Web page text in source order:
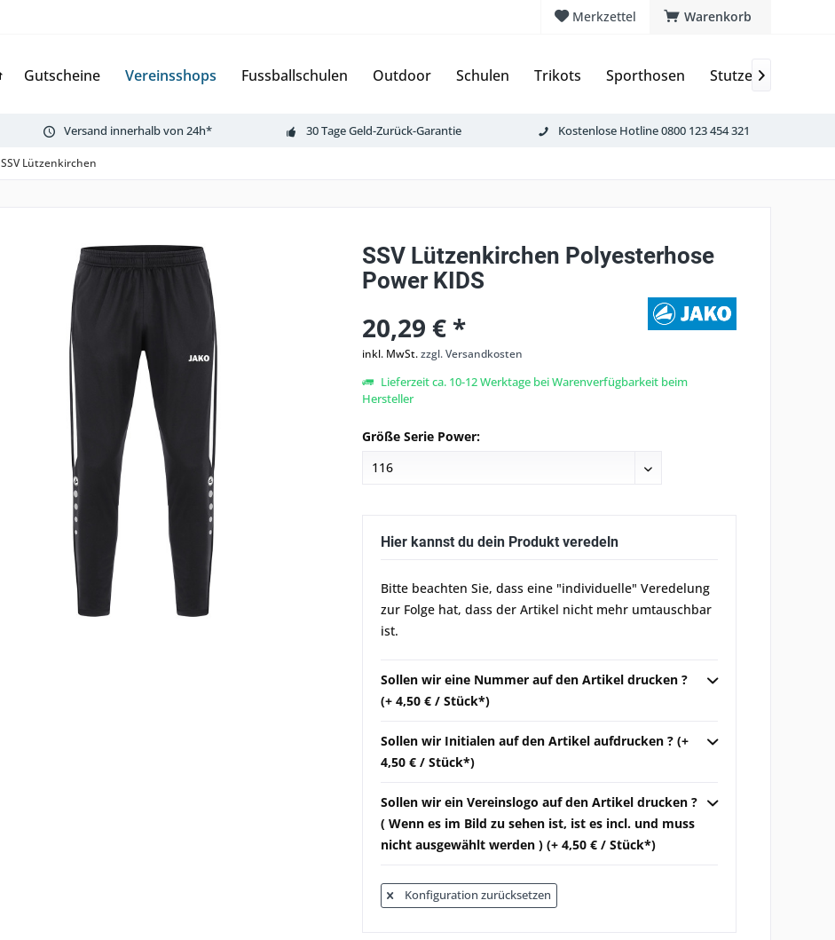
Warenkorb
Merkzettel
Gutscheine Vereinsshops Fussballschulen Outdoor Schulen Trikots Sporthosen Stutzen & Schoner

Versand innerhalb von 24h* 30 Tage Geld-Zurück-Garantie Kostenlose Hotline 0800 123 454 321
SSV Lützenkirchen
SSV Lützenkirchen Polyesterhose
Power KIDS
20,29 € *
inkl. MwSt.zzgl. Versandkosten
Lieferzeit ca. 10-12 Werktage bei Warenverfügbarkeit beim
Hersteller
Größe Serie Power:
Hier kannst du dein Produkt veredeln
Bitte beachten Sie, dass eine "individuelle" Veredelung
zur Folge hat, dass der Artikel nicht mehr umtauschbar
ist.
Sollen wir eine Nummer auf den Artikel drucken ?
(+ 4,50 € / Stück*)
Sollen wir Initialen auf den Artikel aufdrucken ? (+
4,50 € / Stück*)
Sollen wir ein Vereinslogo auf den Artikel drucken ?
( Wenn es im Bild zu sehen ist, ist es incl. und muss
nicht ausgewählt werden ) (+ 4,50 € / Stück*)
Konfiguration zurücksetzen